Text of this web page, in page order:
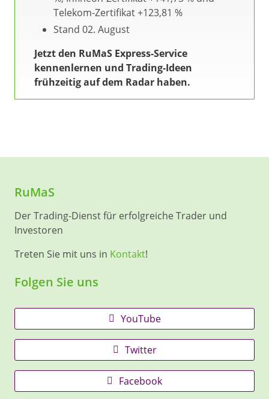
Telekom-Zertifikat +123,81 %
Stand 02. August
Jetzt den RuMaS Express-Service
kennenlernen und Trading-Ideen
frühzeitig auf dem Radar haben.
RuMaS
Der Trading-Dienst für erfolgreiche Trader und
Investoren
Treten Sie mit uns in Kontakt!
Folgen Sie uns
YouTube
Twitter
Facebook